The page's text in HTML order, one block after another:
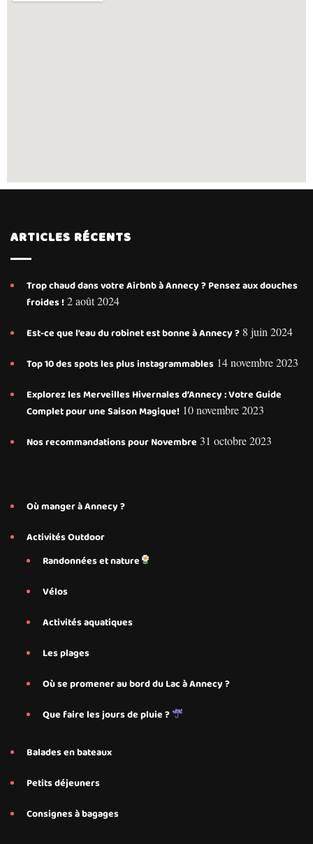
ARTICLES RÉCENTS
Trop chaud dans votre Airbnb à Annecy ? Pensez aux douches
froides ! 2 août 2024
Est-ce que l’eau du robinet est bonne à Annecy ? 8 juin 2024
Top 10 des spots les plus instagrammables 14 novembre 2023
Explorez les Merveilles Hivernales d’Annecy : Votre Guide
Complet pour une Saison Magique! 10 novembre 2023
Nos recommandations pour Novembre 31 octobre 2023
Où manger à Annecy ?
Activités Outdoor
Randonnées et nature
Vélos
Activités aquatiques
Les plages
Où se promener au bord du Lac à Annecy ?
Que faire les jours de pluie ?
Balades en bateaux
Petits déjeuners
Consignes à bagages